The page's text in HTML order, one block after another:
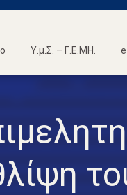
Υ.μ.Σ. – Γ.Ε.ΜΗ.